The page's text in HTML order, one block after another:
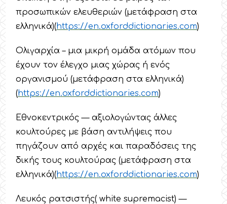
προσωπικών ελευθεριών (μετάφραση στα
ελληνικά)(https://en.oxforddictionaries.com)
Ολιγαρχία – μια μικρή ομάδα ατόμων που
έχουν τον έλεγχο μιας χώρας ή ενός
οργανισμού (μετάφραση στα ελληνικά)
(https://en.oxforddictionaries.com)
Εθνοκεντρικός — αξιολογώντας άλλες
κουλτούρες με βάση αντιλήψεις που
πηγάζουν από αρχές και παραδόσεις της
δικής τους κουλτούρας (μετάφραση στα
ελληνικά)(https://en.oxforddictionaries.com)
Λευκός ρατσιστής( white supremacist) —